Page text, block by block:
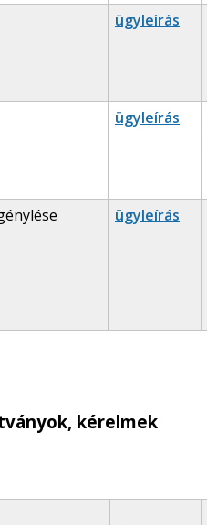
ügyleírás
ügyleírás
ügyleírás
kérelmek